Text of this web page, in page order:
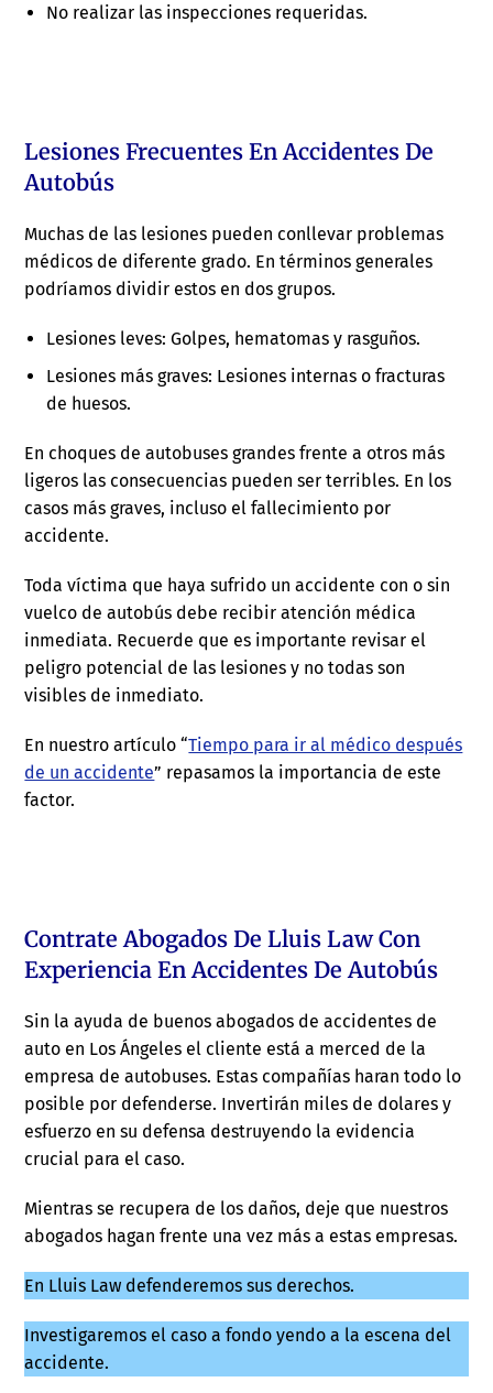
No realizar las inspecciones requeridas.
Lesiones Frecuentes En Accidentes De
Autobús
Muchas de las lesiones pueden conllevar problemas
médicos de diferente grado. En términos generales
podríamos dividir estos en dos grupos.
Lesiones leves: Golpes, hematomas y rasguños.
Lesiones más graves: Lesiones internas o fracturas
de huesos.
En choques de autobuses grandes frente a otros más
ligeros las consecuencias pueden ser terribles. En los
casos más graves, incluso el fallecimiento por
accidente.
Toda víctima que haya sufrido un accidente con o sin
vuelco de autobús debe recibir atención médica
inmediata. Recuerde que es importante revisar el
peligro potencial de las lesiones y no todas son
visibles de inmediato.
En nuestro artículo “Tiempo para ir al médico después
de un accidente” repasamos la importancia de este
factor.
Contrate Abogados De Lluis Law Con
Experiencia En Accidentes De Autobús
Sin la ayuda de buenos abogados de accidentes de
auto en Los Ángeles el cliente está a merced de la
empresa de autobuses. Estas compañías haran todo lo
posible por defenderse. Invertirán miles de dolares y
esfuerzo en su defensa destruyendo la evidencia
crucial para el caso.
Mientras se recupera de los daños, deje que nuestros
abogados hagan frente una vez más a estas empresas.
En Lluis Law defenderemos sus derechos.
Investigaremos el caso a fondo yendo a la escena del
accidente.